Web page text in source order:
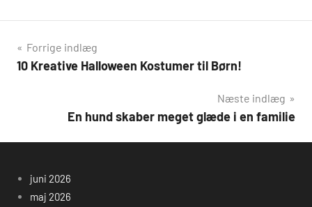
Indlægsnavigation
Forrige indlæg
10 Kreative Halloween Kostumer til Børn!
Næste indlæg
En hund skaber meget glæde i en familie
juni 2026
maj 2026